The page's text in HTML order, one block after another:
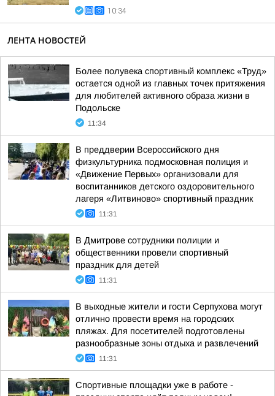
10:34
ЛЕНТА НОВОСТЕЙ
Более полувека спортивный комплекс «Труд»
остается одной из главных точек притяжения
для любителей активного образа жизни в
Подольске
11:34
В преддверии Всероссийского дня
физкультурника подмосковная полиция и
«Движение Первых» организовали для
воспитанников детского оздоровительного
лагеря «Литвиново» спортивный праздник
11:31
В Дмитрове сотрудники полиции и
общественники провели спортивный
праздник для детей
11:31
В выходные жители и гости Серпухова могут
отлично провести время на городских
пляжах. Для посетителей подготовлены
разнообразные зоны отдыха и развлечений
11:31
Спортивные площадки уже в работе -